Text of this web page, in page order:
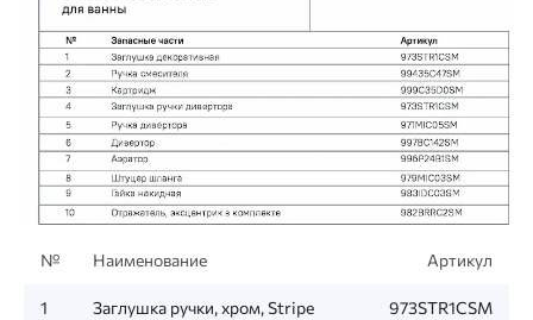
№ Наименование Артикул
1 Заглушка ручки, хром, Stripe 973STR1CSM